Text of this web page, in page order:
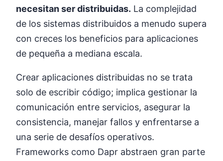
necesitan ser distribuidas. La complejidad
de los sistemas distribuidos a menudo supera
con creces los beneficios para aplicaciones
de pequeña a mediana escala.
Crear aplicaciones distribuidas no se trata
solo de escribir código; implica gestionar la
comunicación entre servicios, asegurar la
consistencia, manejar fallos y enfrentarse a
una serie de desafíos operativos.
Frameworks como Dapr abstraen gran parte